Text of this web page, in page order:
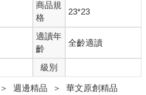
商品規
格
23*23
適讀年
齡
全齡適讀
級別
＞ 週邊精品 ＞ 華文原創精品